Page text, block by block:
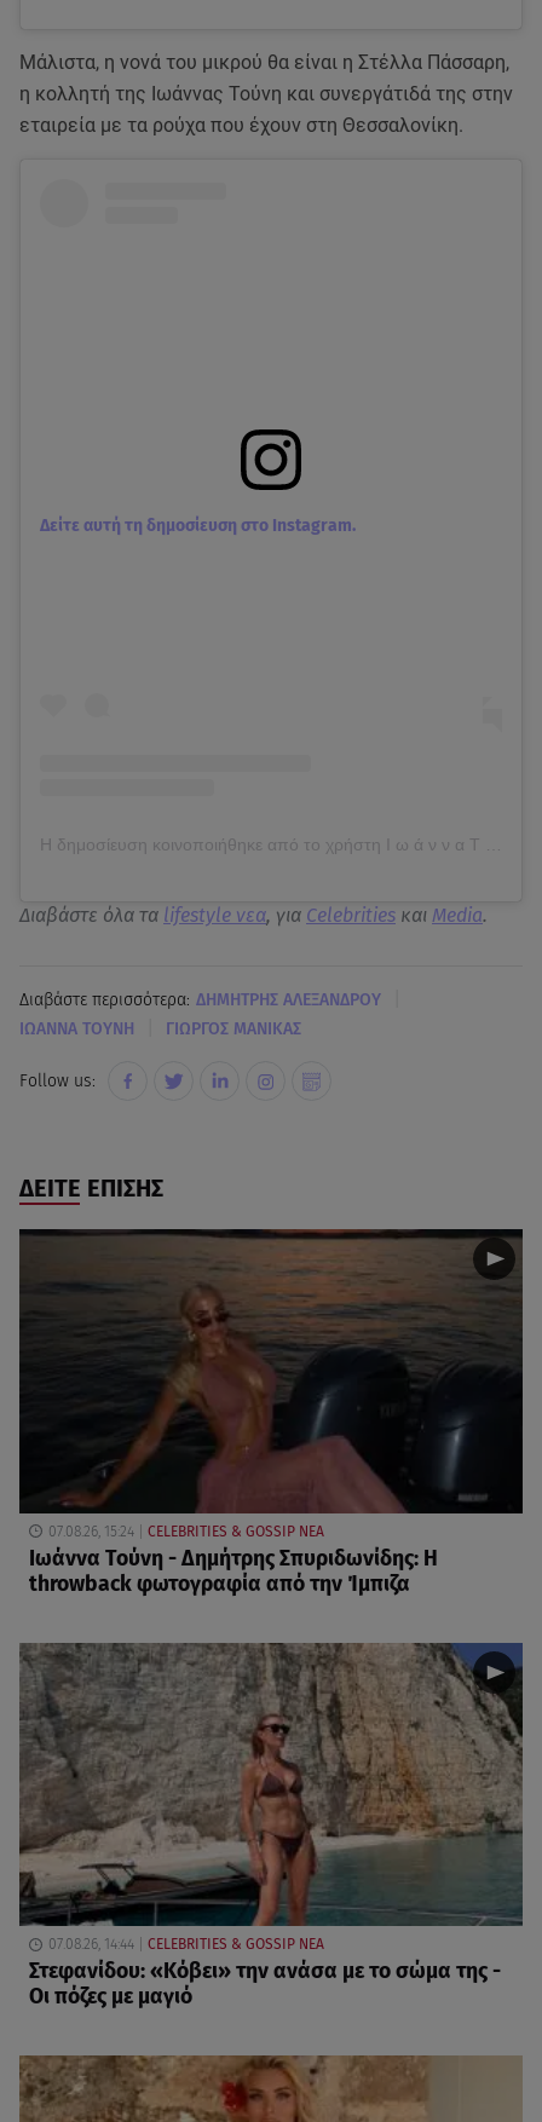
Μάλιστα, η νονά του μικρού θα είναι η Στέλλα Πάσσαρη,
η κολλητή της Ιωάννας Τούνη και συνεργάτιδά της στην
εταιρεία με τα ρούχα που έχουν στη Θεσσαλονίκη.
Δείτε αυτή τη δημοσίευση στο Instagram.
Η δημοσίευση κοινοποιήθηκε από το χρήστη Ι ω ά ν ν α Τ ο ύ ν η (@j.touni)
Διαβάστε όλα τα lifestyle νεα, για Celebrities και Media.
Διαβάστε περισσότερα: ΔΗΜΗΤΡΗΣ ΑΛΕΞΑΝΔΡΟΥ
ΙΩΑΝΝΑ ΤΟΥΝΗ ΓΙΩΡΓΟΣ ΜΑΝΙΚΑΣ
Follow us:
ΔΕΙΤΕ ΕΠΙΣΗΣ
07.08.26, 15:24 CELEBRITIES & GOSSIP ΝΕΑ
Ιωάννα Τούνη - Δημήτρης Σπυριδωνίδης: Η
throwback φωτογραφία από την Ίμπιζα
07.08.26, 14:44 CELEBRITIES & GOSSIP ΝΕΑ
Στεφανίδου: «Κόβει» την ανάσα με το σώμα της -
Οι πόζες με μαγιό